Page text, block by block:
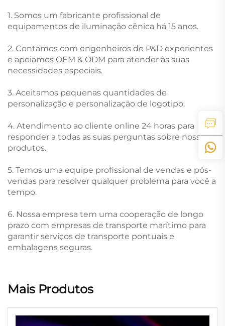
1. Somos um fabricante profissional de
equipamentos de iluminação cênica há 15 anos.
2. Contamos com engenheiros de P&D experientes
e apoiamos OEM & ODM para atender às suas
necessidades especiais.
3. Aceitamos pequenas quantidades de
personalização e personalização de logotipo.
4. Atendimento ao cliente online 24 horas para
responder a todas as suas perguntas sobre nossos
produtos.
5. Temos uma equipe profissional de vendas e pós-
vendas para resolver qualquer problema para você a
tempo.
6. Nossa empresa tem uma cooperação de longo
prazo com empresas de transporte marítimo para
garantir serviços de transporte pontuais e
embalagens seguras.
Mais Produtos